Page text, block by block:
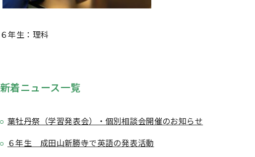
６年生：理科
新着ニュース一覧
葉牡丹祭（学習発表会）・個別相談会開催のお知らせ
６年生 成田山新勝寺で英語の発表活動